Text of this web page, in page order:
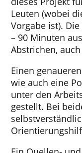
Leuten (wobei
Vorgabe ist).
– 90 Minuten
Abstrichen,
Einen
wie auch eine
unter den
gestellt. Bei